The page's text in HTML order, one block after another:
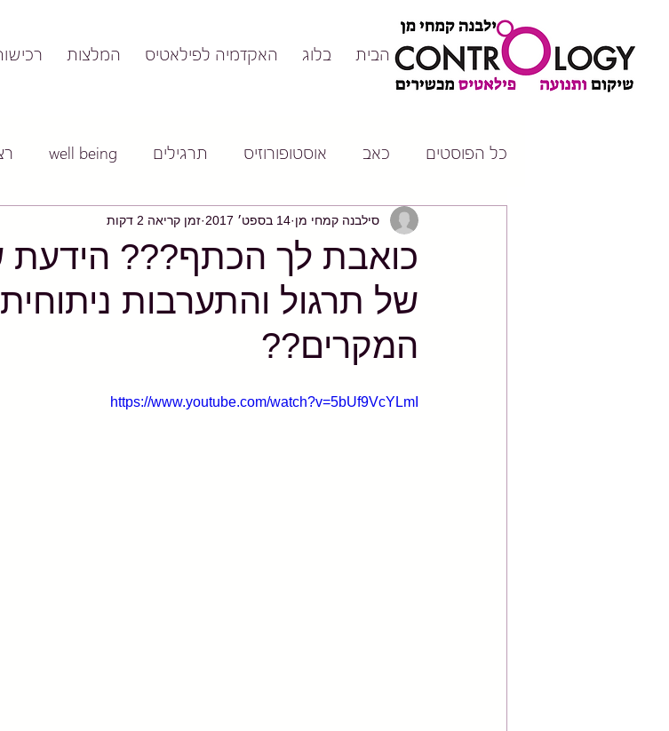
דף הבית בלוג האקדמיה לפילאטיס המלצות
כל הפוסטים כאב אוסטופורוזיס תרגילים well being
כואבת לך הכתף??? הידעת
של תרגול והתערבות
המקרים??
סילבנה קמחי מן 14 בספט׳ 2017 זמן קריאה 2 דקות
https://www.youtube.com/watch?v=5bUf9VcYLmI